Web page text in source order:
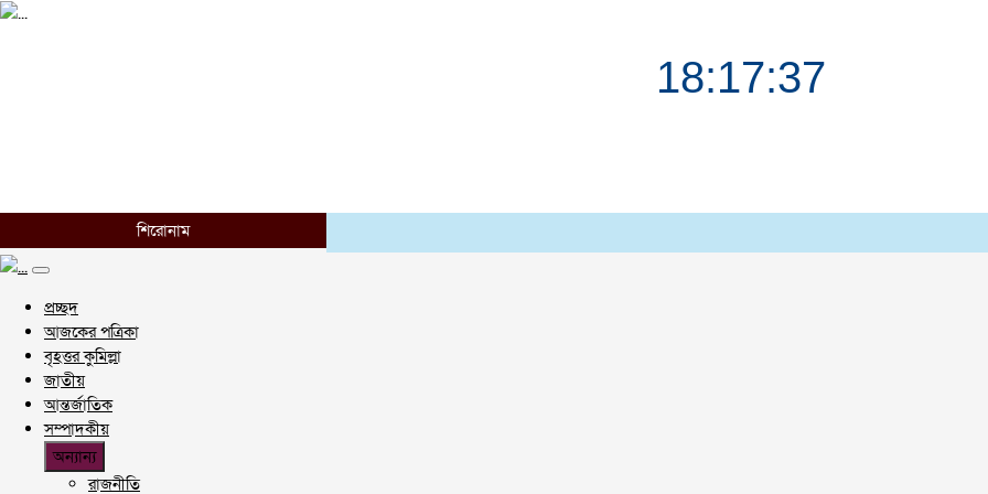
শিরোনাম
প্রচ্ছদ
আজকের পত্রিকা
বৃহত্তর কুমিল্লা
জাতীয়
আন্তর্জাতিক
সম্পাদকীয়
অন্যান্য
রাজনীতি